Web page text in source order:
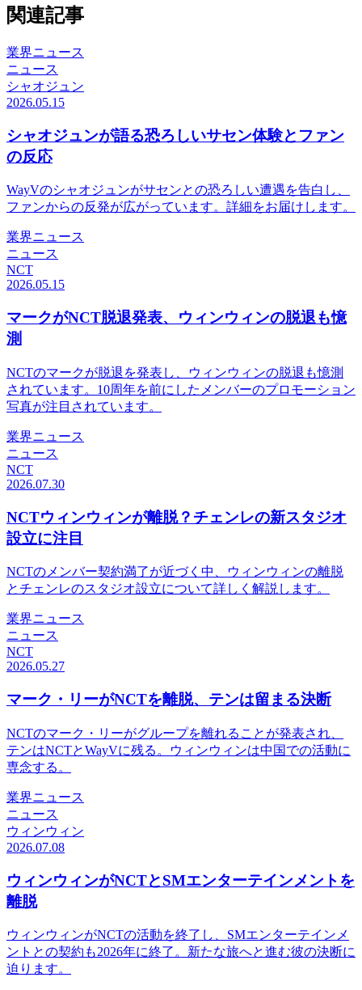
関連記事
業界ニュース
ニュース
シャオジュン
2026.05.15
シャオジュンが語る恐ろしいサセン体験とファン
の反応
WayVのシャオジュンがサセンとの恐ろしい遭遇を告白し、
ファンからの反発が広がっています。詳細をお届けします。
業界ニュース
ニュース
NCT
2026.05.15
マークがNCT脱退発表、ウィンウィンの脱退も憶
測
NCTのマークが脱退を発表し、ウィンウィンの脱退も憶測
されています。10周年を前にしたメンバーのプロモーション
写真が注目されています。
業界ニュース
ニュース
NCT
2026.07.30
NCTウィンウィンが離脱？チェンレの新スタジオ
設立に注目
NCTのメンバー契約満了が近づく中、ウィンウィンの離脱
とチェンレのスタジオ設立について詳しく解説します。
業界ニュース
ニュース
NCT
2026.05.27
マーク・リーがNCTを離脱、テンは留まる決断
NCTのマーク・リーがグループを離れることが発表され、
テンはNCTとWayVに残る。ウィンウィンは中国での活動に
専念する。
業界ニュース
ニュース
ウィンウィン
2026.07.08
ウィンウィンがNCTとSMエンターテインメントを
離脱
ウィンウィンがNCTの活動を終了し、SMエンターテインメ
ントとの契約も2026年に終了。新たな旅へと進む彼の決断に
迫ります。